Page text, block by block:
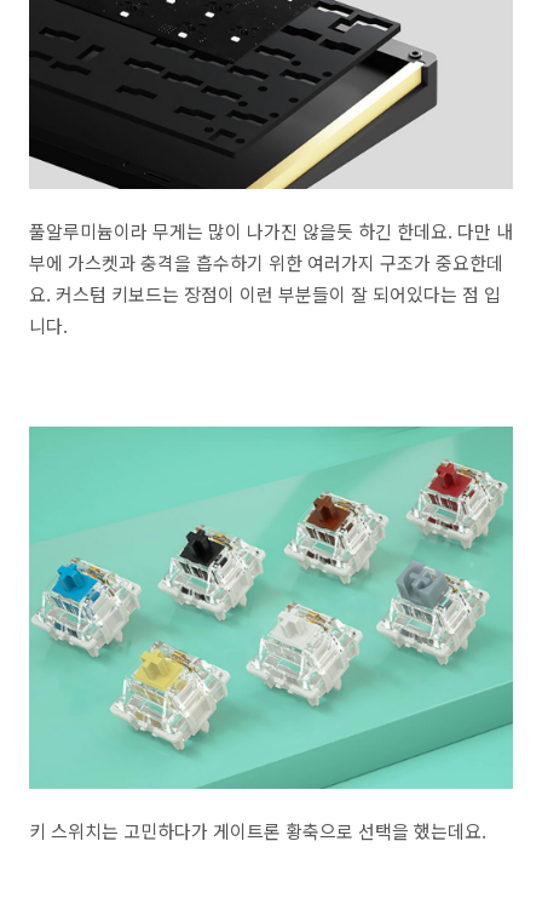
풀알루미늄이라 무게는 많이 나가진 않을듯 하긴 한데요. 다만 내
부에 가스켓과 충격을 흡수하기 위한 여러가지 구조가 중요한데
요. 커스텀 키보드는 장점이 이런 부분들이 잘 되어있다는 점 입
니다.
키 스위치는 고민하다가 게이트론 황축으로 선택을 했는데요.